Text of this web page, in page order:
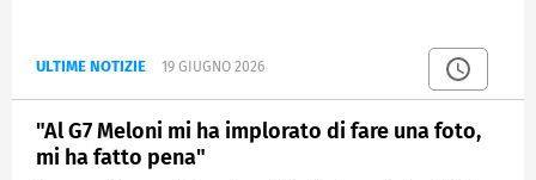
ULTIME NOTIZIE 19 GIUGNO 2026
"Al G7 Meloni mi ha implorato di fare una foto,
mi ha fatto pena"